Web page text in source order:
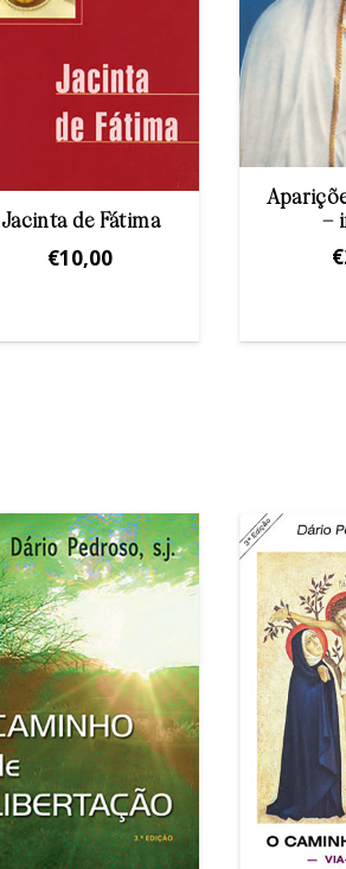
Jacinta de Fátima
€10,00
–
€